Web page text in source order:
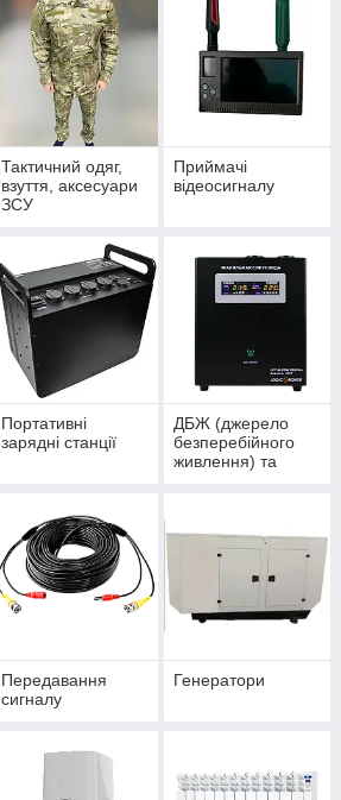
Тактичний одяг,
взуття, аксесуари
ЗСУ
Приймачі
відеосигналу
Портативні
зарядні станції
ДБЖ (джерело
безперебійного
живлення) та
Передавання
сигналу
Генератори